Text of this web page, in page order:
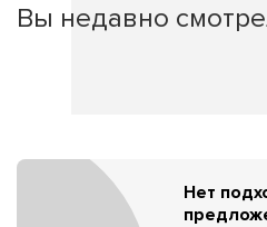
Вы недавно
Нет